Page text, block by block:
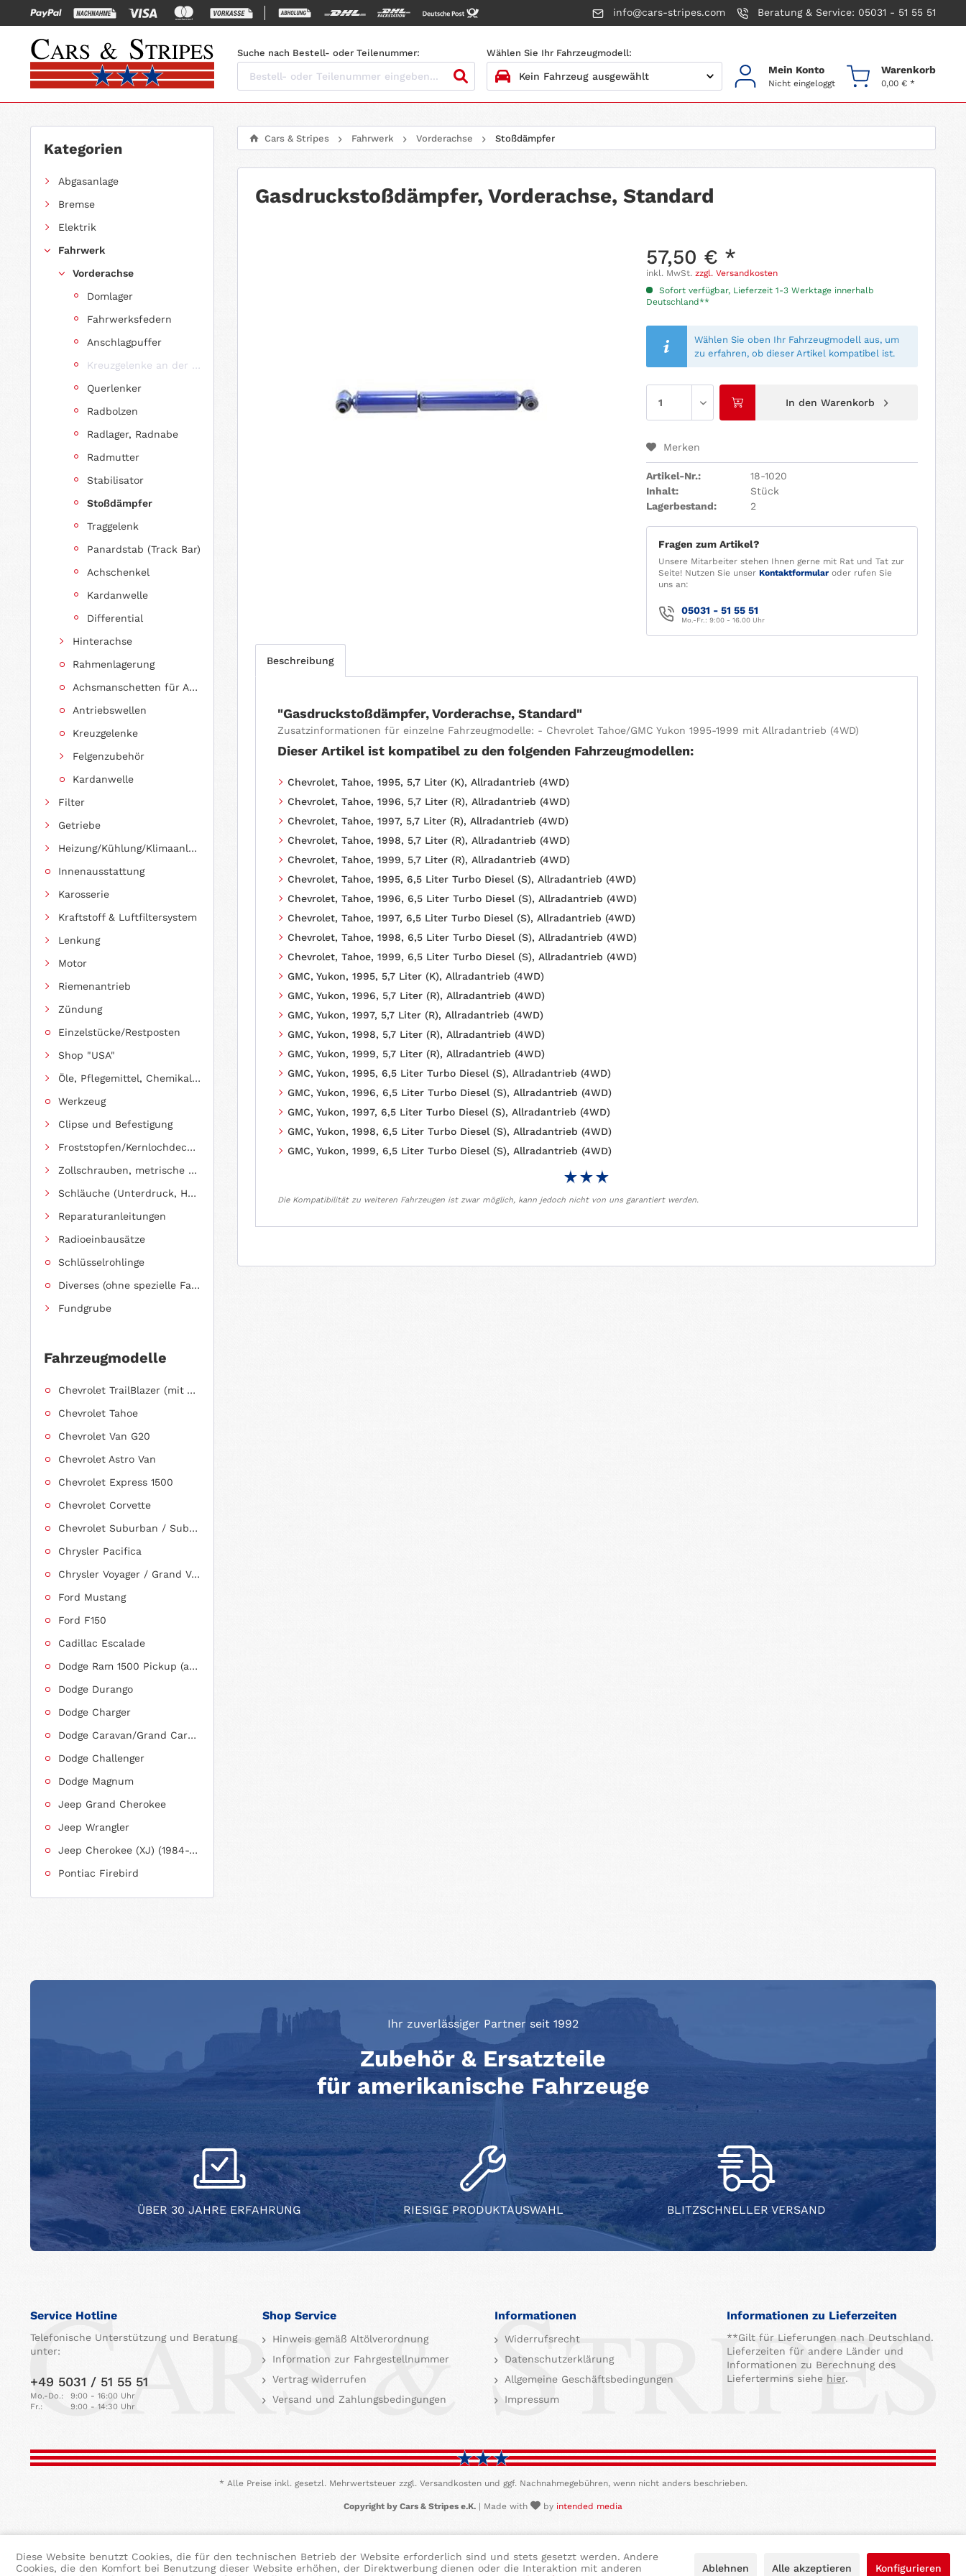
info@cars-stripes.com Beratung & Service: 05031 - 51 55 51
Suche nach Bestell- oder Teilenummer: Wählen Sie Ihr Fahrzeugmodell:
2. MODELL
3. BAUJAHR
Mein Konto
Nicht eingeloggt
Warenkorb
0,00 € *
Kategorien
Abgasanlage
Bremse
Elektrik
Fahrwerk
Vorderachse
Domlager
Fahrwerksfedern
Anschlagpuffer
Querlenker
Radbolzen
Radlager, Radnabe
Radmutter
Stabilisator
Stoßdämpfer
Traggelenk
Panardstab (Track Bar)
Achschenkel
Kardanwelle
Differential
Hinterachse
Rahmenlagerung
Achsmanschetten für Antriebswellen
Antriebswellen
Kreuzgelenke
Felgenzubehör
Kardanwelle
Filter
Getriebe
Heizung/Kühlung/Klimaanlage
Innenausstattung
Karosserie
Kraftstoff & Luftfiltersystem
Lenkung
Motor
Riemenantrieb
Zündung
Einzelstücke/Restposten
Shop "USA"
Öle, Pflegemittel, Chemikalien und Additive
Werkzeug
Clipse und Befestigung
Froststopfen/Kernlochdeckel (nach Abmessung sortiert)
Zollschrauben, metrische Schauben, Stehbolzen
Schläuche (Unterdruck, Heizung, Kraftstoff usw.) und Zubehör
Reparaturanleitungen
Radioeinbausätze
Schlüsselrohlinge
Diverses (ohne spezielle Fahrzeugzuordnung)
Fundgrube
Fahrzeugmodelle
Chevrolet TrailBlazer (mit Allradantrieb)
Chevrolet Tahoe
Chevrolet Van G20
Chevrolet Astro Van
Chevrolet Express 1500
Chevrolet Corvette
Chevrolet Suburban / Suburban 1500
Chrysler Pacifica
Chrysler Voyager / Grand Voyager
Ford Mustang
Ford F150
Cadillac Escalade
Dodge Ram 1500 Pickup (ab 2011 siehe RAM)
Dodge Durango
Dodge Charger
Dodge Caravan/Grand Caravan
Dodge Challenger
Dodge Magnum
Jeep Grand Cherokee
Jeep Wrangler
Jeep Cherokee (XJ) (1984-2001)
Pontiac Firebird
Cars & Stripes Fahrwerk Vorderachse Stoßdämpfer
Gasdruckstoßdämpfer, Vorderachse, Standard
57,50 € *
inkl. MwSt. zzgl. Versandkosten
Sofort verfügbar, Lieferzeit 1-3 Werktage innerhalb
Deutschland**
Wählen Sie oben Ihr Fahrzeugmodell aus, um
zu erfahren, ob dieser Artikel kompatibel ist.
In den Warenkorb
Merken
Artikel-Nr.:
18-1020
Inhalt:
Stück
Lagerbestand:
2
Fragen zum Artikel?
Unsere Mitarbeiter stehen Ihnen gerne mit Rat und Tat zur
Seite! Nutzen Sie unser Kontaktformularoder rufen Sie
uns an:
05031 - 51 55 51
Mo.-Fr.: 9:00 - 16.00 Uhr
Beschreibung
"Gasdruckstoßdämpfer, Vorderachse, Standard"
Zusatzinformationen für einzelne Fahrzeugmodelle: - Chevrolet Tahoe/GMC Yukon 1995-1999 mit Allradantrieb (4WD)
Dieser Artikel ist kompatibel zu den folgenden Fahrzeugmodellen:
Chevrolet, Tahoe, 1995, 5,7 Liter (K), Allradantrieb (4WD)
Chevrolet, Tahoe, 1996, 5,7 Liter (R), Allradantrieb (4WD)
Chevrolet, Tahoe, 1997, 5,7 Liter (R), Allradantrieb (4WD)
Chevrolet, Tahoe, 1998, 5,7 Liter (R), Allradantrieb (4WD)
Chevrolet, Tahoe, 1999, 5,7 Liter (R), Allradantrieb (4WD)
Chevrolet, Tahoe, 1995, 6,5 Liter Turbo Diesel (S), Allradantrieb (4WD)
Chevrolet, Tahoe, 1996, 6,5 Liter Turbo Diesel (S), Allradantrieb (4WD)
Chevrolet, Tahoe, 1997, 6,5 Liter Turbo Diesel (S), Allradantrieb (4WD)
Chevrolet, Tahoe, 1998, 6,5 Liter Turbo Diesel (S), Allradantrieb (4WD)
Chevrolet, Tahoe, 1999, 6,5 Liter Turbo Diesel (S), Allradantrieb (4WD)
GMC, Yukon, 1995, 5,7 Liter (K), Allradantrieb (4WD)
GMC, Yukon, 1996, 5,7 Liter (R), Allradantrieb (4WD)
GMC, Yukon, 1997, 5,7 Liter (R), Allradantrieb (4WD)
GMC, Yukon, 1998, 5,7 Liter (R), Allradantrieb (4WD)
GMC, Yukon, 1999, 5,7 Liter (R), Allradantrieb (4WD)
GMC, Yukon, 1995, 6,5 Liter Turbo Diesel (S), Allradantrieb (4WD)
GMC, Yukon, 1996, 6,5 Liter Turbo Diesel (S), Allradantrieb (4WD)
GMC, Yukon, 1997, 6,5 Liter Turbo Diesel (S), Allradantrieb (4WD)
GMC, Yukon, 1998, 6,5 Liter Turbo Diesel (S), Allradantrieb (4WD)
GMC, Yukon, 1999, 6,5 Liter Turbo Diesel (S), Allradantrieb (4WD)
Die Kompatibilität zu weiteren Fahrzeugen ist zwar möglich, kann jedoch nicht von uns garantiert werden.
Ihr zuverlässiger Partner seit 1992
Zubehör & Ersatzteile
für amerikanische Fahrzeuge
ÜBER 30 JAHRE ERFAHRUNG RIESIGE PRODUKTAUSWAHL BLITZSCHNELLER VERSAND
Service Hotline
Telefonische Unterstützung und Beratung
unter:
+49 5031 / 51 55 51
Mo.-Do.:
9:00 - 16:00 Uhr
Fr.:
9:00 - 14:30 Uhr
Shop Service
Hinweis gemäß Altölverordnung
Information zur Fahrgestellnummer
Vertrag widerrufen
Versand und Zahlungsbedingungen
Informationen
Widerrufsrecht
Datenschutzerklärung
Allgemeine Geschäftsbedingungen
Impressum
Informationen zu Lieferzeiten
**Gilt für Lieferungen nach Deutschland.
Lieferzeiten für andere Länder und
Informationen zu Berechnung des
Liefertermins siehe hier.
* Alle Preise inkl. gesetzl. Mehrwertsteuer zzgl. Versandkosten und ggf. Nachnahmegebühren, wenn nicht anders beschrieben.
Copyright by Cars & Stripes e.K. | Made with by intended media
Diese Website benutzt Cookies, die für den technischen Betrieb der Website erforderlich sind und stets gesetzt werden. Andere
Cookies, die den Komfort bei Benutzung dieser Website erhöhen, der Direktwerbung dienen oder die Interaktion mit anderen
Ablehnen Alle akzeptieren Konfigurieren